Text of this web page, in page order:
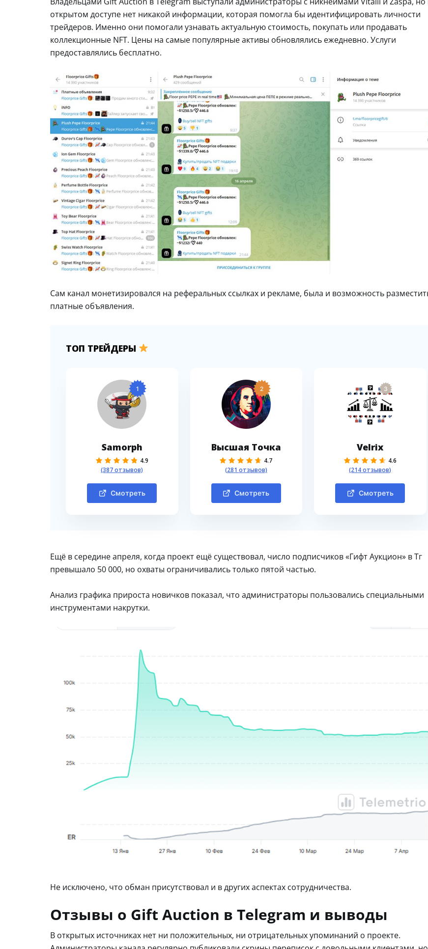
открытом доступе нет никакой информации, которая помогла бы идентифицировать личности
трейдеров. Именно они помогали узнавать актуальную стоимость, покупать или продавать
коллекционные NFT. Цены на самые популярные активы обновлялись ежедневно. Услуги
предоставлялись бесплатно.
Сам канал монетизировался на реферальных ссылках и рекламе, была и возможность
платные объявления.
ТОП ТРЕЙДЕРЫ
1
Samorph
4.9
(387 отзывов)
Смотреть
2
Высшая Точка
4.7
(281 отзывов)
Смотреть
3
Velrix
4.6
(214 отзывов)
Смотреть
Ещё в середине апреля, когда проект ещё существовал, число подписчиков «Гифт Аукцион» в Тг
превышало 50 000, но охваты ограничивались только пятой частью.
Анализ графика прироста новичков показал, что администраторы пользовались специальными
инструментами накрутки.
Не исключено, что обман присутствовал и в других аспектах сотрудничества.
Отзывы о Gift Auction в Telegram и выводы
В открытых источниках нет ни положительных, ни отрицательных упоминаний о проекте.